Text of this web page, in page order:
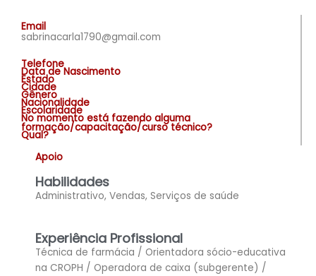
Email
sabrinacarla1790@gmail.com
Telefone
Data de Nascimento
Estado
Cidade
Gênero
Nacionalidade
Escolaridade
No momento está fazendo alguma
formação/capacitação/curso técnico?
Qual?
Apoio
Habilidades
Administrativo, Vendas, Serviços de saúde
Experiência Profissional
Técnica de farmácia / Orientadora sócio-educativa
na CROPH / Operadora de caixa (subgerente) /